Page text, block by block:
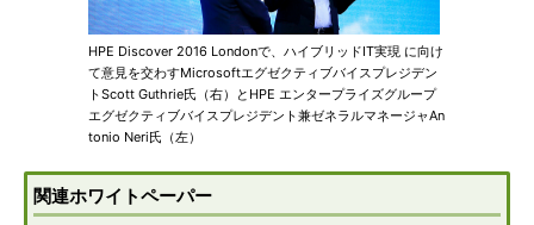
HPE Discover 2016 Londonで、ハイブリッドIT実現 に向け
て意見を交わすMicrosoftエグゼクティブバイスプレジデン
トScott Guthrie氏（右）とHPE エンタープライズグループ
エグゼクティブバイスプレジデント兼ゼネラルマネージャAn
tonio Neri氏（左）
関連ホワイトペーパー